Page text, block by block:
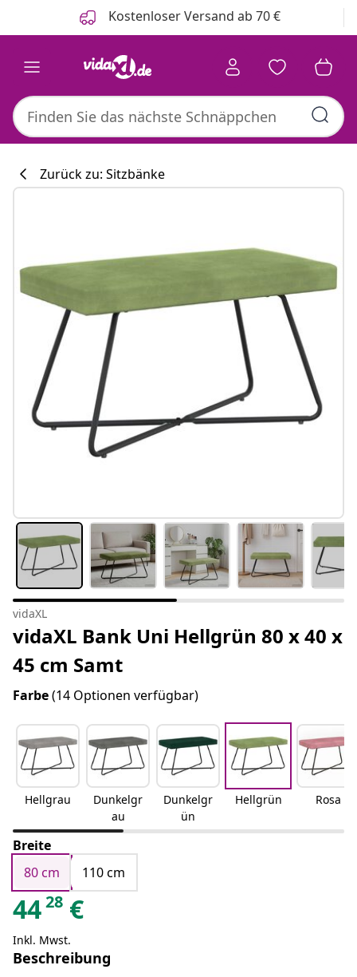
Kostenloser Versand ab 70 €
Zurück zu: Sitzbänke
vidaXL
vidaXL Bank Uni Hellgrün 80 x 40 x
45 cm Samt
Farbe(14 Optionen verfügbar)
Hellgrau
Dunkelgr
au
Dunkelgr
ün
Hellgrün Rosa
Breite
80 cm
110 cm
4428 €
Inkl. Mwst.
Beschreibung